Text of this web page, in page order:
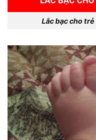
Lắc bạc cho